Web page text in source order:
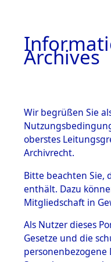
BESTÄNDE
1.
mente
5. Verschiedenes
5.3
Archives
Wir begrüßen Sie
oberstes
Archivrecht.
Bitte beachten Sie,
enthält. Dazu
Mitgliedschaft in
Als Nutzer dieses
Gesetze und die